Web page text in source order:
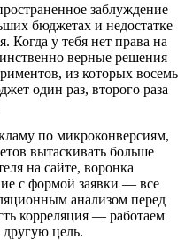
заблуждение
бюджетах и недостатке
Когда у тебя нет права на
верные решения
из которых восемь
один раз, второго раза
по микроконверсиям,
вытаскивать больше
на сайте, воронка
с формой заявки — все
анализом перед
корреляция — работаем
цель.